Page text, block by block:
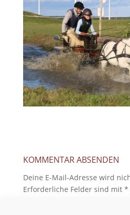
KOMMENTAR ABSENDEN
Deine E-Mail-Adresse wird
Erforderliche Felder sind mit *